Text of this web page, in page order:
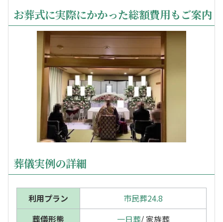
お葬式に実際にかかった総額費用もご案内
葬儀実例の詳細
利用プラン
市民葬24.8
葬儀形態
一日葬/ 家族葬